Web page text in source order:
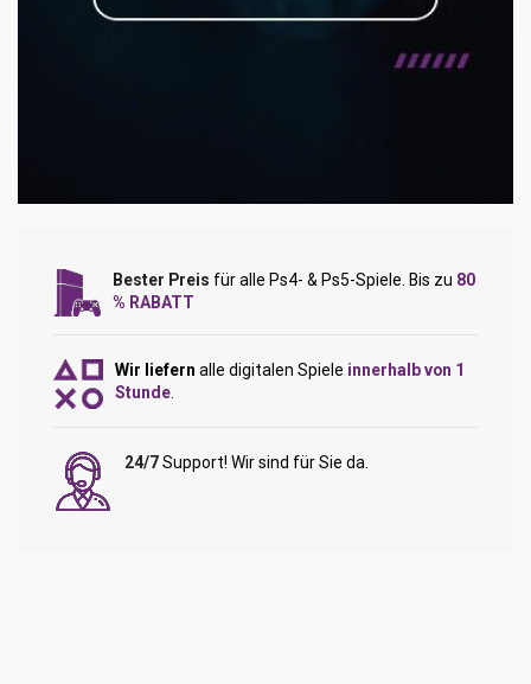
Bester Preis für alle Ps4- & Ps5-Spiele. Bis zu 80
% RABATT
Wir liefern alle digitalen Spiele innerhalb von 1
Stunde
24/7Support! Wir sind für Sie da.